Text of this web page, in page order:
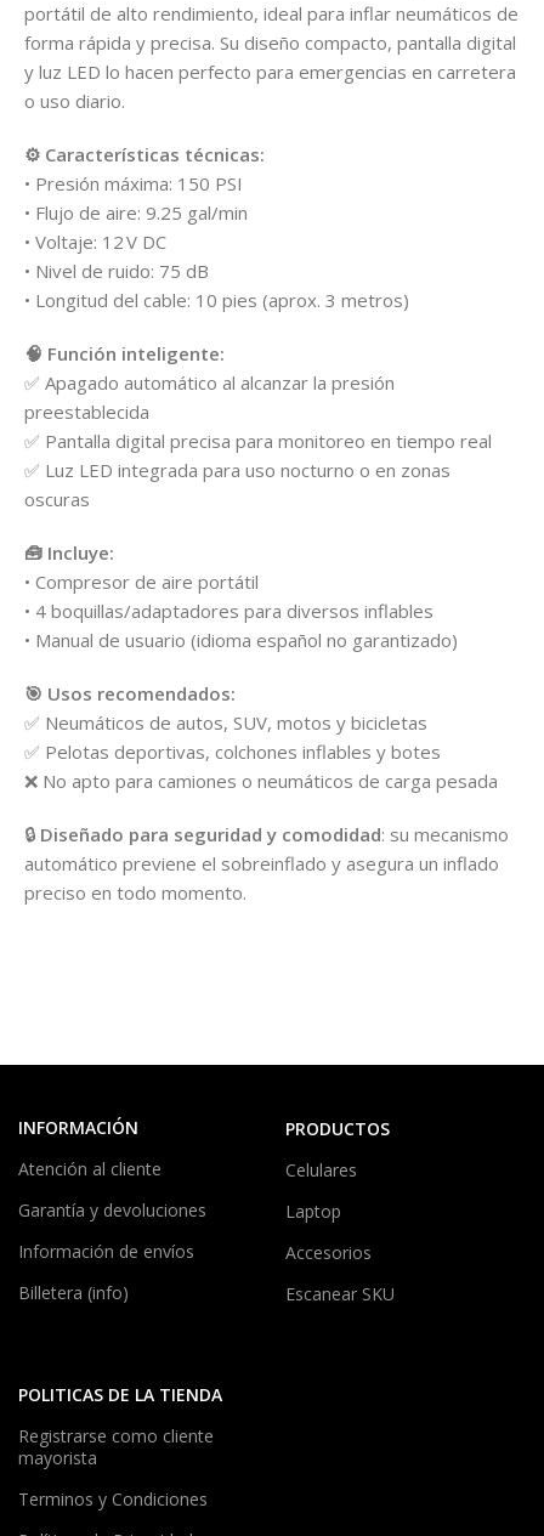
portátil de alto rendimiento, ideal para inflar neumáticos de
forma rápida y precisa. Su diseño compacto, pantalla digital
y luz LED lo hacen perfecto para emergencias en carretera
o uso diario.
⚙️ Características técnicas:
• Presión máxima: 150 PSI
• Flujo de aire: 9.25 gal/min
• Voltaje: 12 V DC
• Nivel de ruido: 75 dB
• Longitud del cable: 10 pies (aprox. 3 metros)
🧠 Función inteligente:
✅ Apagado automático al alcanzar la presión
preestablecida
✅ Pantalla digital precisa para monitoreo en tiempo real
✅ Luz LED integrada para uso nocturno o en zonas
oscuras
🧰 Incluye:
• Compresor de aire portátil
• 4 boquillas/adaptadores para diversos inflables
• Manual de usuario (idioma español no garantizado)
🎯 Usos recomendados:
✅ Neumáticos de autos, SUV, motos y bicicletas
✅ Pelotas deportivas, colchones inflables y botes
❌ No apto para camiones o neumáticos de carga pesada
🔒 Diseñado para seguridad y comodidad: su mecanismo
automático previene el sobreinflado y asegura un inflado
preciso en todo momento.
INFORMACIÓN
Atención al cliente
Garantía y devoluciones
Información de envíos
Billetera (info)
PRODUCTOS
Celulares
Laptop
Accesorios
Escanear SKU
POLITICAS DE LA TIENDA
Registrarse como cliente
mayorista
Terminos y Condiciones